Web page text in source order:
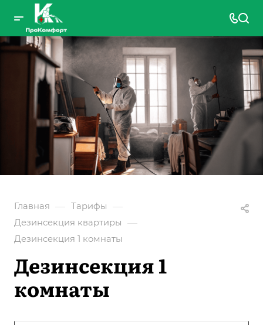
Главная — Тарифы —
Дезинсекция квартиры —
Дезинсекция 1 комнаты
Дезинсекция 1
комнаты